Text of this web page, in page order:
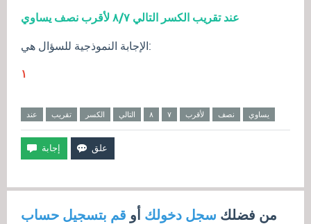
الإجابة النموذجية للسؤال هي:
١
عند تقريب الكسر التالي ٨ ٧ لأقرب نصف يساوي
من فضلك سجل دخولك أو قم بتسجيل حساب